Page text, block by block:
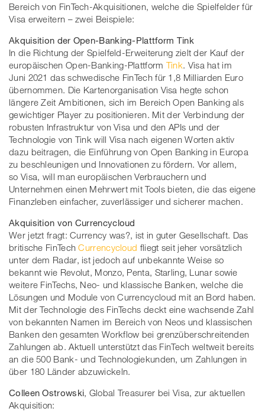
Bereich von FinTech-Akquisitionen, welche die Spielfelder für
Visa erweitern – zwei Beispiele:
Akquisition der Open-Banking-Plattform Tink
In die Richtung der Spielfeld-Erweiterung zielt der Kauf der
europäischen Open-Banking-Plattform Tink. Visa hat im
Juni 2021 das schwedische FinTech für 1,8 Milliarden Euro
übernommen. Die Kartenorganisation Visa hegte schon
längere Zeit Ambitionen, sich im Bereich Open Banking als
gewichtiger Player zu positionieren. Mit der Verbindung der
robusten Infrastruktur von Visa und den APIs und der
Technologie von Tink will Visa nach eigenen Worten aktiv
dazu beitragen, die Einführung von Open Banking in Europa
zu beschleunigen und Innovationen zu fördern. Vor allem,
so Visa, will man europäischen Verbrauchern und
Unternehmen einen Mehrwert mit Tools bieten, die das eigene
Finanzleben einfacher, zuverlässiger und sicherer machen.
Akquisition von Currencycloud
Wer jetzt fragt: Currency was?, ist in guter Gesellschaft. Das
britische FinTechCurrencycloud fliegt seit jeher vorsätzlich
unter dem Radar, ist jedoch auf unbekannte Weise so
bekannt wie Revolut, Monzo, Penta, Starling, Lunar sowie
weitere FinTechs, Neo- und klassische Banken, welche die
Lösungen und Module von Currencycloud mit an Bord haben.
Mit der Technologie des FinTechs deckt eine wachsende Zahl
von bekannten Namen im Bereich von Neos und klassischen
Banken den gesamten Workflow bei grenzüberschreitenden
Zahlungen ab. Aktuell unterstützt das FinTech weltweit bereits
an die 500 Bank- und Technologiekunden, um Zahlungen in
über 180 Länder abzuwickeln.
Colleen Ostrowski, Global Treasurer bei Visa, zur aktuellen
Akquisition: